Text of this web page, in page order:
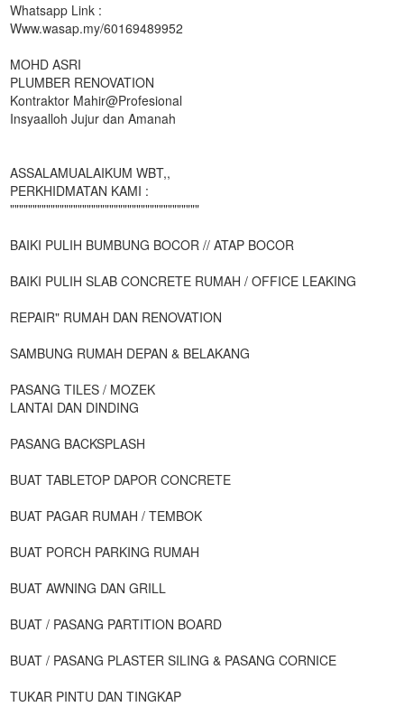
Whatsapp Link :
Www.wasap.my/60169489952
MOHD ASRI
PLUMBER RENOVATION
Kontraktor Mahir@Profesional
Insyaalloh Jujur dan Amanah
ASSALAMUALAIKUM WBT,,
PERKHIDMATAN KAMI :
""""""""""""""""""""""""""""""""""""""""""
BAIKI PULIH BUMBUNG BOCOR // ATAP BOCOR
BAIKI PULIH SLAB CONCRETE RUMAH / OFFICE LEAKING
REPAIR" RUMAH DAN RENOVATION
SAMBUNG RUMAH DEPAN & BELAKANG
PASANG TILES / MOZEK
LANTAI DAN DINDING
PASANG BACKSPLASH
BUAT TABLETOP DAPOR CONCRETE
BUAT PAGAR RUMAH / TEMBOK
BUAT PORCH PARKING RUMAH
BUAT AWNING DAN GRILL
BUAT / PASANG PARTITION BOARD
BUAT / PASANG PLASTER SILING & PASANG CORNICE
TUKAR PINTU DAN TINGKAP